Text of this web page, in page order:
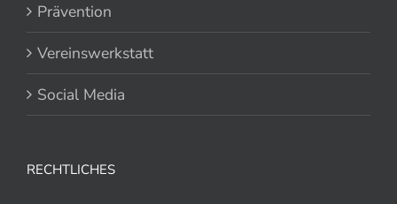
Prävention
Vereinswerkstatt
Social Media
RECHTLICHES